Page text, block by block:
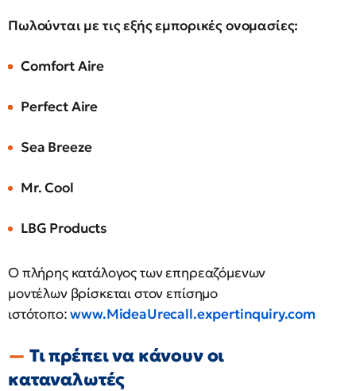
Πωλούνται με τις εξής εμπορικές ονομασίες:
Comfort Aire
Perfect Aire
Sea Breeze
Mr. Cool
LBG Products
Ο πλήρης κατάλογος των επηρεαζόμενων
μοντέλων βρίσκεται στον επίσημο
ιστότοπο:www.MideaUrecall.expertinquiry.com
Τι πρέπει να κάνουν οι
καταναλωτές